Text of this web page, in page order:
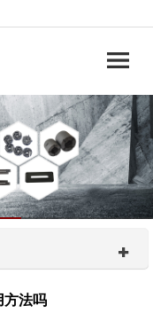
方法吗